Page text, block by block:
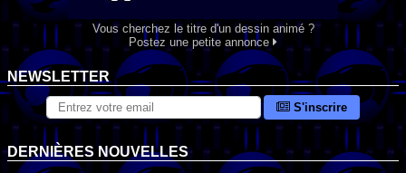
Vous cherchez le titre d'un dessin animé ?
Postez une petite annonce
NEWSLETTER
S'inscrire
DERNIÈRES NOUVELLES